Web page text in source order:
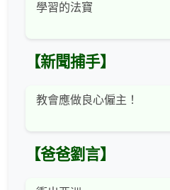
學習的法寶
【新聞捕手】
教會應做良心僱主！
【爸爸劉言】